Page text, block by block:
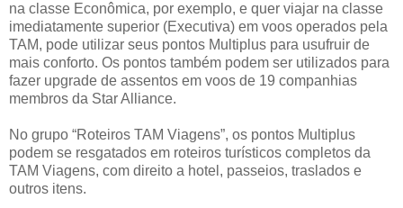
na classe Econômica, por exemplo, e quer viajar na classe
imediatamente superior (Executiva) em voos operados pela
TAM, pode utilizar seus pontos Multiplus para usufruir de
mais conforto. Os pontos também podem ser utilizados para
fazer upgrade de assentos em voos de 19 companhias
membros da Star Alliance.
No grupo “Roteiros TAM Viagens”, os pontos Multiplus
podem se resgatados em roteiros turísticos completos da
TAM Viagens, com direito a hotel, passeios, traslados e
outros itens.